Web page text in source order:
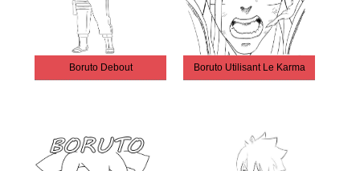
Boruto Debout Boruto Utilisant Le Karma